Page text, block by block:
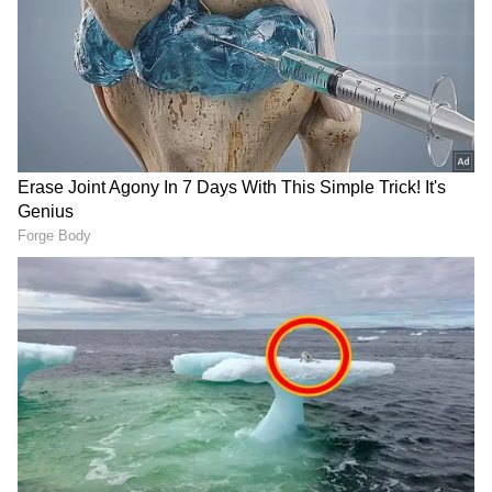
ಸೂರ್ಯಗ್ರಹಣದ ನಂತರ ಈ 4
ರಾಶಿಚಕ್ರ ಚಿಹ್ನೆಗಳಿಗೆ ಸುವರ್ಣ ದಿನ,
ಮುಟ್ಟಿದ್ದೆಲ್ಲ ಚಿನ್ನ
ಸೂರ್ಯನ ಸಂಚಾರದಿಂದ ಈ 3
ರಾಶಿಗಳಿಗೆ ಅದೃಷ್ಟದ ಸುರಿಮಳೆ;
ಇನ್ಮುಂದೆ ರಾಜಯೋಗ ಪಕ್ಕಾ!
LATEST VIDEOS
"ರಾಜಕೀಯ ಬೇಡ, ಸಿನಿಮಾನೇ ಪ್ರಾಣ":
ಕನಕೋತ್ಸವದಲ್ಲಿ ರಿಷಬ್ ಶೆಟ್ಟಿ | Rishab
Shetty speech | Suvarna News
ಶೇ.50 ರಿಂದ ಶೇ.18 ಕ್ಕೆ TAX ಇಳಿಕೆ: ಮೋದಿ-
ಟ್ರಂಪ್ ಐತಿಹಾಸಿಕ ಒಪ್ಪಂದ | India US
Trade Deal | Party Rounds